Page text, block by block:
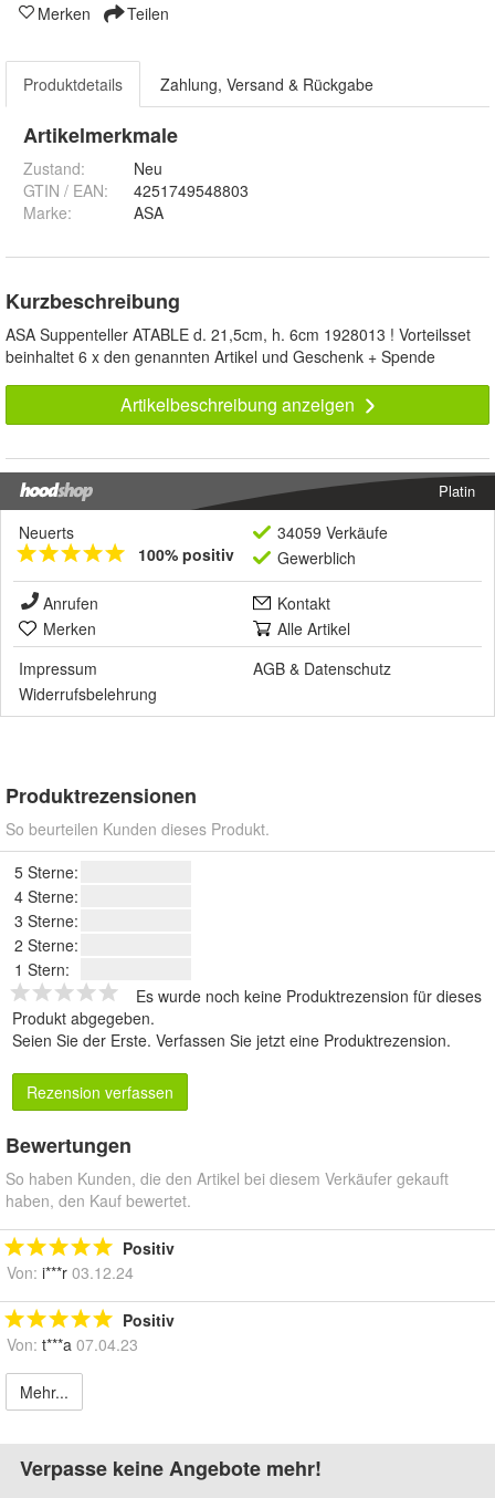
Merken Teilen
Produktdetails Zahlung, Versand & Rückgabe
Artikelmerkmale
Zustand:
Neu
GTIN / EAN:
4251749548803
Marke:
ASA
Kurzbeschreibung
ASA Suppenteller ATABLE d. 21,5cm, h. 6cm 1928013 ! Vorteilsset
beinhaltet 6 x den genannten Artikel und Geschenk + Spende
Artikelbeschreibung anzeigen
Platin
Neuerts
100% positiv
34059 Verkäufe
Gewerblich
Anrufen
Kontakt
Merken
Alle Artikel
Impressum
AGB & Datenschutz
Widerrufsbelehrung
Produktrezensionen
So beurteilen Kunden dieses Produkt.
5 Sterne:
4 Sterne:
3 Sterne:
2 Sterne:
1 Stern:
Es wurde noch keine Produktrezension für dieses
Produkt abgegeben.
Seien Sie der Erste. Verfassen Sie jetzt eine Produktrezension.
Rezension verfassen
Bewertungen
So haben Kunden, die den Artikel bei diesem Verkäufer gekauft
haben, den Kauf bewertet.
Positiv
Von: i***r 03.12.24
Positiv
Von: t***a 07.04.23
Mehr...
Verpasse keine Angebote mehr!